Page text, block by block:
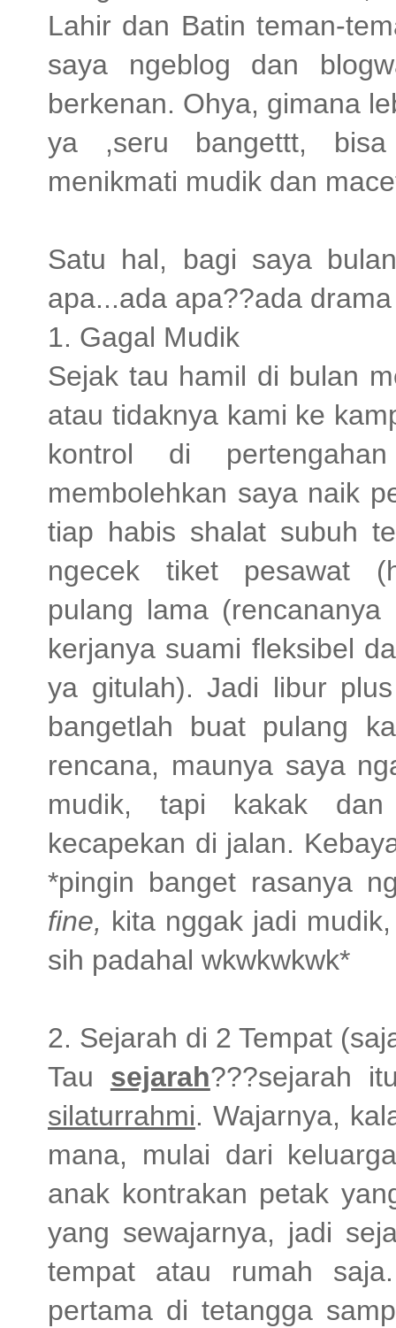
Lahir dan Batin teman-
saya ngeblog dan
berkenan. Ohya, gimana
ya ,seru bangettt,
menikmati mudik dan
Satu hal, bagi saya
apa...ada apa??ada
1. Gagal Mudik
Sejak tau hamil di bulan
atau tidaknya kami ke
kontrol di
membolehkan saya naik
tiap habis shalat subuh
ngecek tiket pesawat
pulang lama
kerjanya suami fleksibel
ya gitulah). Jadi libur
bangetlah buat pulang
rencana, maunya saya
mudik, tapi kakak dan
kecapekan di jalan.
*pingin banget rasanya
fine, kita nggak jadi
sih padahal wkwkwkwk*
2. Sejarah di 2 Tempat
Tau sejarah???sejarah
silaturrahmi. Wajarnya,
mana, mulai dari
anak kontrakan petak
yang sewajarnya, jadi
tempat atau rumah
pertama di tetangga